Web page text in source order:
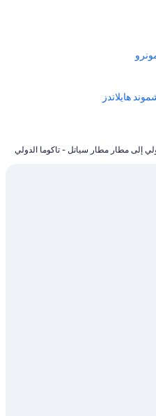
إلى مطار مطار سياتل - تاكوما الدولي